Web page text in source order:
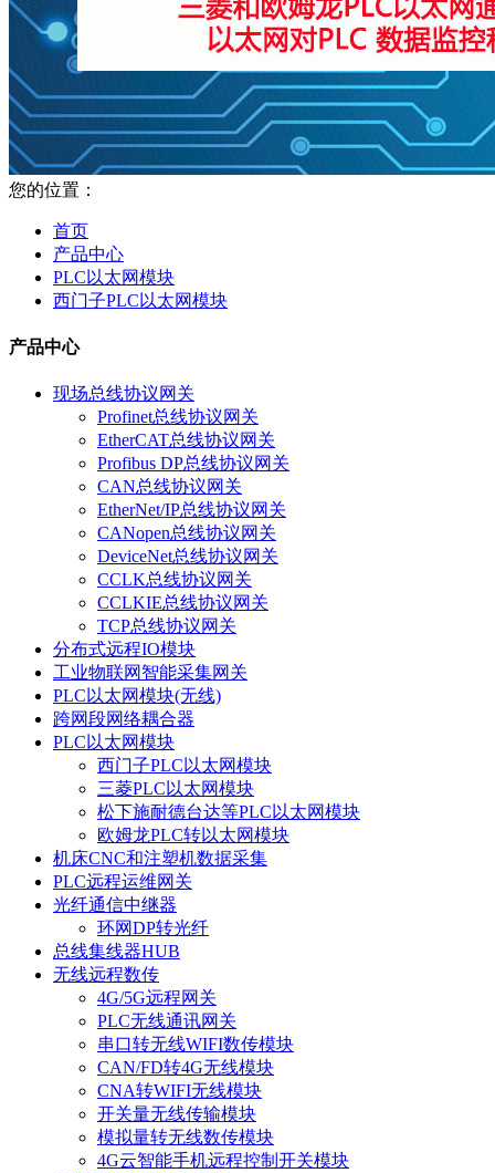
您的位置：
首页
产品中心
PLC以太网模块
西门子PLC以太网模块
产品中心
现场总线协议网关
Profinet总线协议网关
EtherCAT总线协议网关
Profibus DP总线协议网关
CAN总线协议网关
EtherNet/IP总线协议网关
CANopen总线协议网关
DeviceNet总线协议网关
CCLK总线协议网关
CCLKIE总线协议网关
TCP总线协议网关
分布式远程IO模块
工业物联网智能采集网关
PLC以太网模块(无线)
跨网段网络耦合器
PLC以太网模块
西门子PLC以太网模块
三菱PLC以太网模块
松下施耐德台达等PLC以太网模块
欧姆龙PLC转以太网模块
机床CNC和注塑机数据采集
PLC远程运维网关
光纤通信中继器
环网DP转光纤
总线集线器HUB
无线远程数传
4G/5G远程网关
PLC无线通讯网关
串口转无线WIFI数传模块
CAN/FD转4G无线模块
CNA转WIFI无线模块
开关量无线传输模块
模拟量转无线数传模块
4G云智能手机远程控制开关模块